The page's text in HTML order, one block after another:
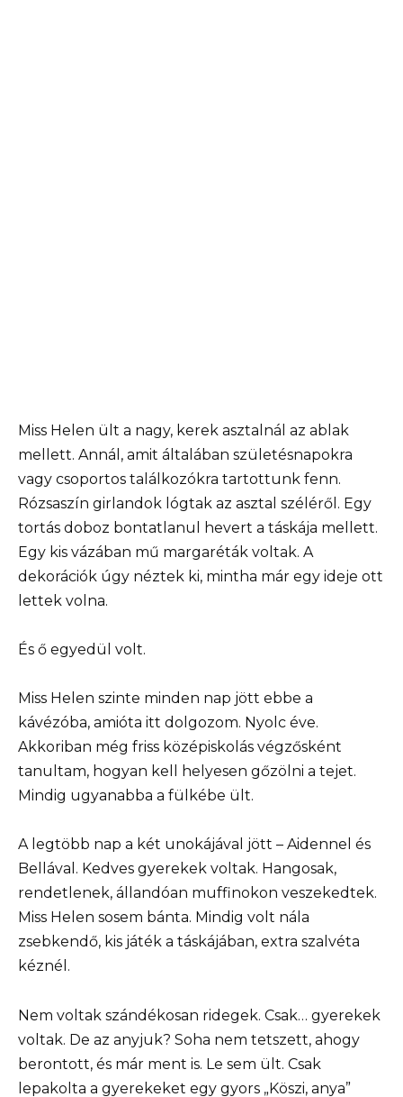
Miss Helen ült a nagy, kerek asztalnál az ablak
mellett. Annál, amit általában születésnapokra
vagy csoportos találkozókra tartottunk fenn.
Rózsaszín girlandok lógtak az asztal széléről. Egy
tortás doboz bontatlanul hevert a táskája mellett.
Egy kis vázában mű margaréták voltak. A
dekorációk úgy néztek ki, mintha már egy ideje ott
lettek volna.
És ő egyedül volt.
Miss Helen szinte minden nap jött ebbe a
kávézóba, amióta itt dolgozom. Nyolc éve.
Akkoriban még friss középiskolás végzősként
tanultam, hogyan kell helyesen gőzölni a tejet.
Mindig ugyanabba a fülkébe ült.
A legtöbb nap a két unokájával jött – Aidennel és
Bellával. Kedves gyerekek voltak. Hangosak,
rendetlenek, állandóan muffinokon veszekedtek.
Miss Helen sosem bánta. Mindig volt nála
zsebkendő, kis játék a táskájában, extra szalvéta
kéznél.
Nem voltak szándékosan ridegek. Csak… gyerekek
voltak. De az anyjuk? Soha nem tetszett, ahogy
berontott, és már ment is. Le sem ült. Csak
lepakolta a gyerekeket egy gyors „Köszi, anya”